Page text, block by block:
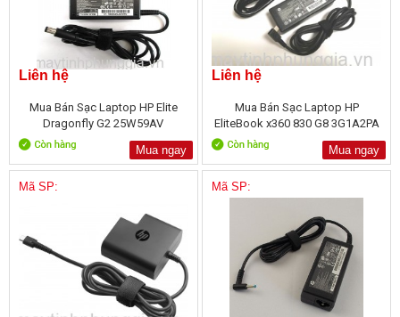
Liên hệ
Mua Bán Sạc Laptop HP Elite
Dragonfly G2 25W59AV
Mua ngay
Liên hệ
Mua Bán Sạc Laptop HP
EliteBook x360 830 G8 3G1A2PA
Mua ngay
Mã SP: Mã SP: